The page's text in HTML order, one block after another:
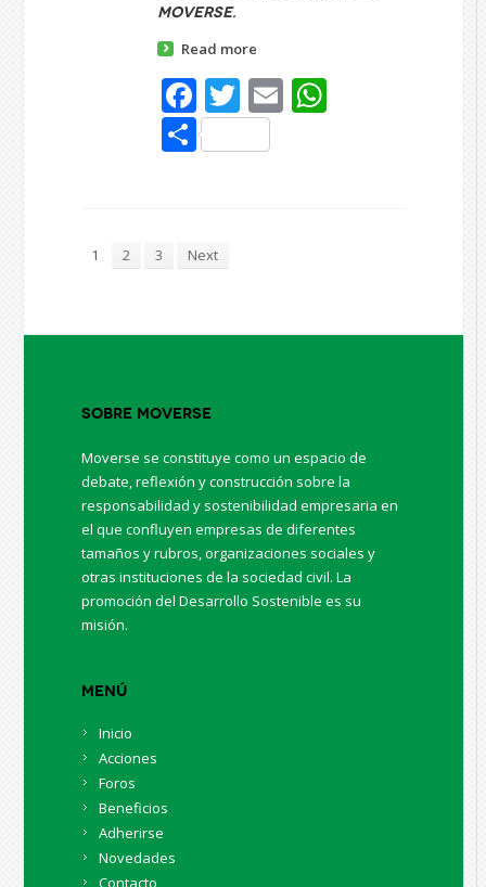
Moverse.
Read more
Facebook
Twitter
Email
Share
1 2 3 Next
Sobre Moverse
Moverse se constituye como un espacio de
debate, reflexión y construcción sobre la
responsabilidad y sostenibilidad empresaria en
el que confluyen empresas de diferentes
tamaños y rubros, organizaciones sociales y
otras instituciones de la sociedad civil. La
promoción del Desarrollo Sostenible es su
misión.
Menú
Inicio
Acciones
Foros
Beneficios
Adherirse
Novedades
Contacto